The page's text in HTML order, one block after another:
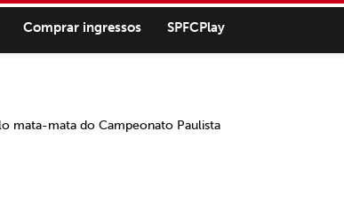
Comprar ingressos SPFCPlay